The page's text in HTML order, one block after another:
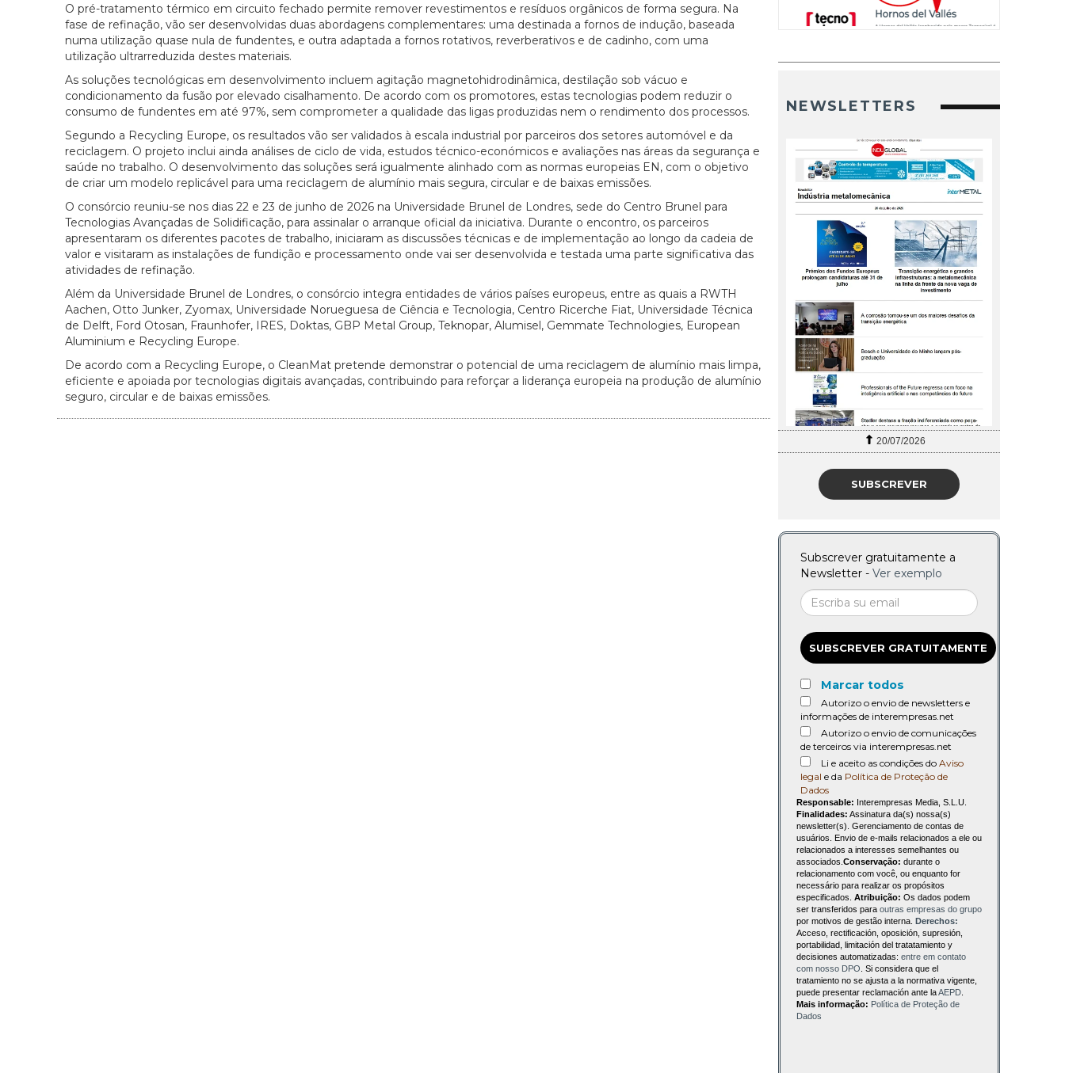
O pré-tratamento térmico em circuito fechado permite remover revestimentos e resíduos orgânicos de forma segura. Na
fase de refinação, vão ser desenvolvidas duas abordagens complementares: uma destinada a fornos de indução, baseada
numa utilização quase nula de fundentes, e outra adaptada a fornos rotativos, reverberativos e de cadinho, com uma
utilização ultrarreduzida destes materiais.
As soluções tecnológicas em desenvolvimento incluem agitação magnetohidrodinâmica, destilação sob vácuo e
condicionamento da fusão por elevado cisalhamento. De acordo com os promotores, estas tecnologias podem reduzir o
consumo de fundentes em até 97%, sem comprometer a qualidade das ligas produzidas nem o rendimento dos processos.
Segundo a Recycling Europe, os resultados vão ser validados à escala industrial por parceiros dos setores automóvel e da
reciclagem. O projeto inclui ainda análises de ciclo de vida, estudos técnico-económicos e avaliações nas áreas da segurança e
saúde no trabalho. O desenvolvimento das soluções será igualmente alinhado com as normas europeias EN, com o objetivo
de criar um modelo replicável para uma reciclagem de alumínio mais segura, circular e de baixas emissões.
O consórcio reuniu-se nos dias 22 e 23 de junho de 2026 na Universidade Brunel de Londres, sede do Centro Brunel para
Tecnologias Avançadas de Solidificação, para assinalar o arranque oficial da iniciativa. Durante o encontro, os parceiros
apresentaram os diferentes pacotes de trabalho, iniciaram as discussões técnicas e de implementação ao longo da cadeia de
valor e visitaram as instalações de fundição e processamento onde vai ser desenvolvida e testada uma parte significativa das
atividades de refinação.
Além da Universidade Brunel de Londres, o consórcio integra entidades de vários países europeus, entre as quais a RWTH
Aachen, Otto Junker, Zyomax, Universidade Norueguesa de Ciência e Tecnologia, Centro Ricerche Fiat, Universidade Técnica
de Delft, Ford Otosan, Fraunhofer, IRES, Doktas, GBP Metal Group, Teknopar, Alumisel, Gemmate Technologies, European
Aluminium e Recycling Europe.
De acordo com a Recycling Europe, o CleanMat pretende demonstrar o potencial de uma reciclagem de alumínio mais limpa,
eficiente e apoiada por tecnologias digitais avançadas, contribuindo para reforçar a liderança europeia na produção de alumínio
seguro, circular e de baixas emissões.
NEWSLETTERS
20/07/2026
SUBSCREVER
Subscrever gratuitamente a
Newsletter - Ver exemplo
SUBSCREVER GRATUITAMENTE
Marcar todos
Autorizo o envio de newsletters e
informações de interempresas.net
Autorizo o envio de comunicações
de terceiros via interempresas.net
Li e aceito as condições do Aviso
legal e da Política de Proteção de
Dados
Responsable: Interempresas Media, S.L.U.
Finalidades: Assinatura da(s) nossa(s)
newsletter(s). Gerenciamento de contas de
usuários. Envio de e-mails relacionados a ele ou
relacionados a interesses semelhantes ou
associados. Conservação: durante o
relacionamento com você, ou enquanto for
necessário para realizar os propósitos
especificados. Atribuição: Os dados podem
ser transferidos para outras empresas do grupo
por motivos de gestão interna. Derechos:
Acceso, rectificación, oposición, supresión,
portabilidad, limitación del tratatamiento y
decisiones automatizadas: entre em contato
com nosso DPO . Si considera que el
tratamiento no se ajusta a la normativa vigente,
puede presentar reclamación ante laAEPD
Mais informação: Política de Proteção de
Dados